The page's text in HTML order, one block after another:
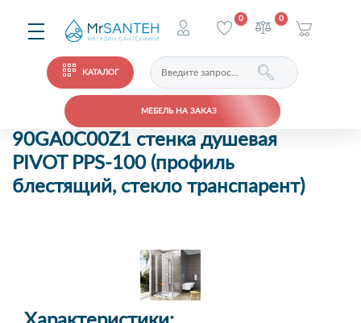
КАТАЛОГ
МЕБЕЛЬ НА ЗАКАЗ
0 0
90GA0C00Z1 стенка душевая
PIVOT PPS-100 (профиль
блестящий, стекло транспарент)